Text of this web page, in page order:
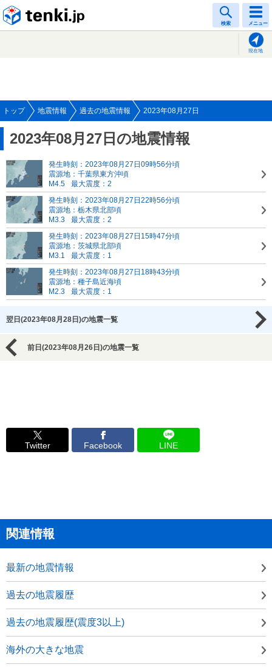
検索 メニュー
現在地
トップ 地震情報 過去の地震情報 2023年08月27日
2023年08月27日の地震情報
発生時刻：2023年08月27日09時56分頃
震源地：千葉県東方沖頃
M4.5
最大震度：2
発生時刻：2023年08月27日22時56分頃
震源地：栃木県北部頃
M3.3
最大震度：2
発生時刻：2023年08月27日15時47分頃
震源地：茨城県北部頃
M3.1
最大震度：1
発生時刻：2023年08月27日18時43分頃
震源地：種子島近海頃
M2.3
最大震度：1
翌日(2023年08月28日)の地震一覧
前日(2023年08月26日)の地震一覧
Twitter Facebook LINE
関連情報
最新の地震情報
過去の地震履歴
過去の地震履歴(震度3以上)
海外の大きな地震